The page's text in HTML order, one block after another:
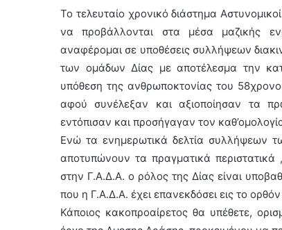
Το τελευταίο χρονικό διάστημα
να προβάλλονται στα μέσα μαζικής
αναφέρομαι σε υποθέσεις συλλήψεων
των ομάδων Δίας με αποτέλεσμα την
υπόθεση της ανθρωποκτονίας του
αφού συνέλεξαν και αξιοποίησαν τα
εντόπισαν και προσήγαγαν τον
Ενώ τα ενημερωτικά δελτία συλλήψεων
αποτυπώνουν τα πραγματικά περιστατικά
στην Γ.Α.Δ.Α. ο ρόλος της Δίας είναι
που η Γ.Α.Δ.Α. έχει επανεκδόσει εις το
Κάποιος κακοπροαίρετος θα υπέθετε,